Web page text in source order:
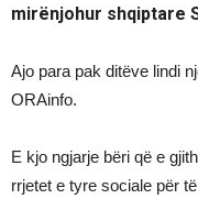
mirënjohur shqiptare
Ajo para pak ditëve lindi
ORAinfo.
E kjo ngjarje bëri që e
rrjetet e tyre sociale për